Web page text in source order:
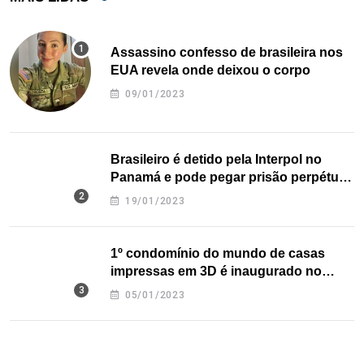
Assassino confesso de brasileira nos
EUA revela onde deixou o corpo
09/01/2023
Brasileiro é detido pela Interpol no
Panamá e pode pegar prisão perpétua
nos EUA
19/01/2023
1º condomínio do mundo de casas
impressas em 3D é inaugurado no
Texas
05/01/2023